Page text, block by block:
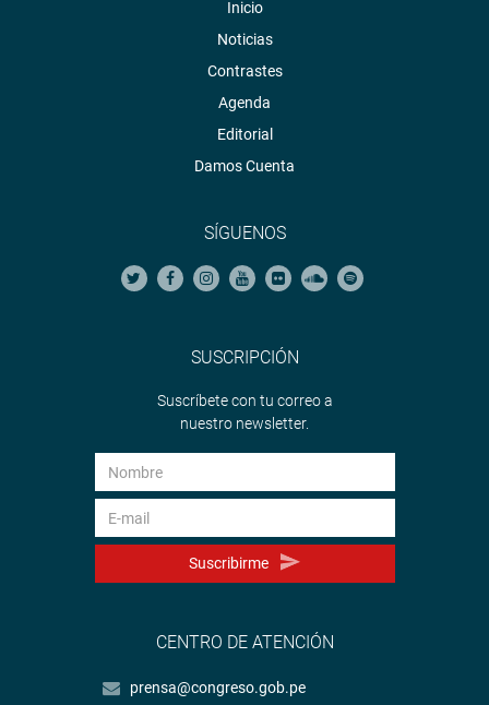
Inicio
Noticias
Contrastes
Agenda
Editorial
Damos Cuenta
SÍGUENOS
SUSCRIPCIÓN
Suscríbete con tu correo a
nuestro newsletter.
Suscribirme
CENTRO DE ATENCIÓN
prensa@congreso.gob.pe